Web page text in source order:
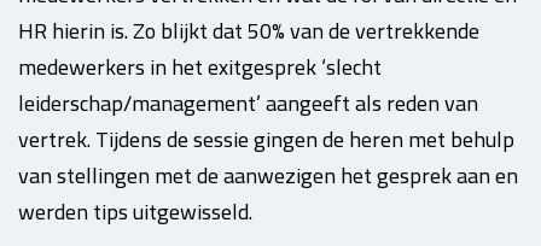
HR hierin is. Zo blijkt dat 50% van de vertrekkende
medewerkers in het exitgesprek ‘slecht
leiderschap/management’ aangeeft als reden van
vertrek. Tijdens de sessie gingen de heren met behulp
van stellingen met de aanwezigen het gesprek aan en
werden tips uitgewisseld.